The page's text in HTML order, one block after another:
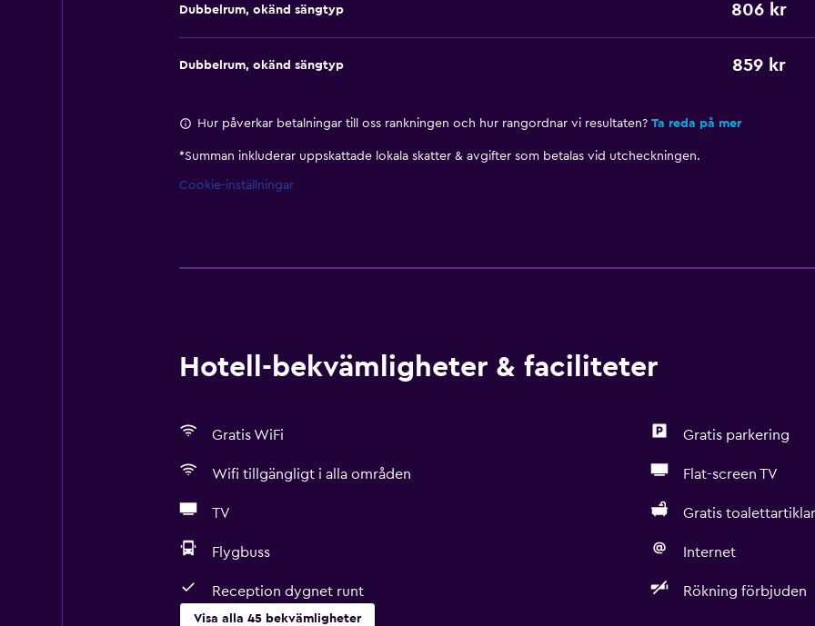
Dubbelrum, okänd sängtyp 806 kr
Dubbelrum, okänd sängtyp 859 kr
Hur påverkar betalningar till oss rankningen och hur rangordnar vi resultaten? Ta reda på mer
*Summan inkluderar uppskattade lokala skatter & avgifter som betalas vid utcheckningen.
Cookie-inställningar
Hotell-bekvämligheter & faciliteter
Gratis WiFi Gratis parkering
Wifi tillgängligt i alla områden Flat-screen TV
TV Gratis toalettartiklar
Flygbuss Internet
Reception dygnet runt Rökning förbjuden
Visa alla 45 bekvämligheter